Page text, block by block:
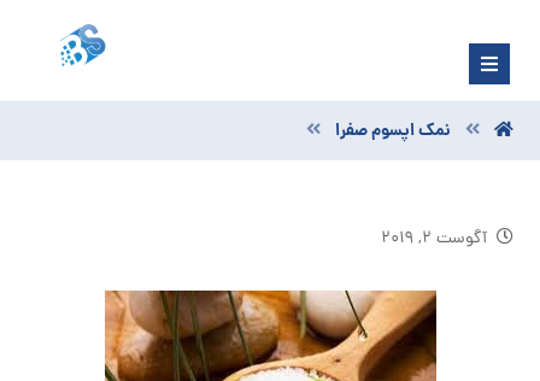
نمک اپسوم صفرا
آگوست ۲, ۲۰۱۹